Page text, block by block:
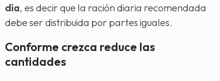
día, es decir que la ración diaria recomendada
debe ser distribuida por partes iguales.
Conforme crezca reduce las
cantidades